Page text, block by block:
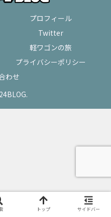
プロフィール
Twitter
軽ワゴンの旅
プライバシーポリシー
わせ
トップ サイドバー